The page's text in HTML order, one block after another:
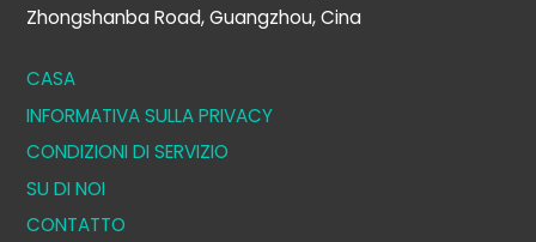
Zhongshanba Road, Guangzhou, Cina
CASA
INFORMATIVA SULLA PRIVACY
CONDIZIONI DI SERVIZIO
SU DI NOI
CONTATTO